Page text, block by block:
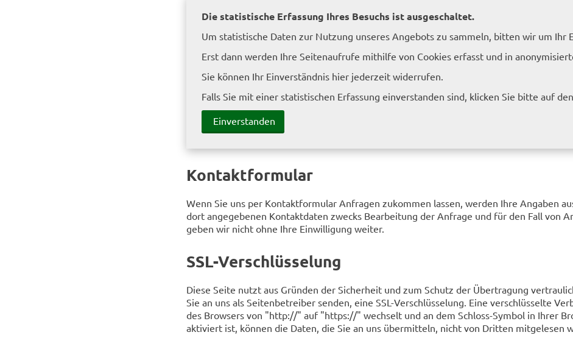
Die statistische Erfassung Ihres Besuchs ist ausgeschaltet.
Um statistische Daten zur Nutzung unseres Angebots zu sammeln, bitten wir um Ihr
Erst dann werden Ihre Seitenaufrufe mithilfe von Cookies erfasst und in
Sie können Ihr Einverständnis hier jederzeit widerrufen.
Falls Sie mit einer statistischen Erfassung einverstanden sind, klicken Sie bitte auf
Einverstanden
Kontaktformular
Wenn Sie uns per Kontaktformular Anfragen zukommen lassen, werden Ihre Angaben
dort angegebenen Kontaktdaten zwecks Bearbeitung der Anfrage und für den Fall von
geben wir nicht ohne Ihre Einwilligung weiter.
SSL-Verschlüsselung
Diese Seite nutzt aus Gründen der Sicherheit und zum Schutz der Übertragung
Sie an uns als Seitenbetreiber senden, eine SSL-Verschlüsselung. Eine verschlüsselte
des Browsers von "http://" auf "https://" wechselt und an dem Schloss-Symbol in Ihrer
aktiviert ist, können die Daten, die Sie an uns übermitteln, nicht von Dritten mitgelesen